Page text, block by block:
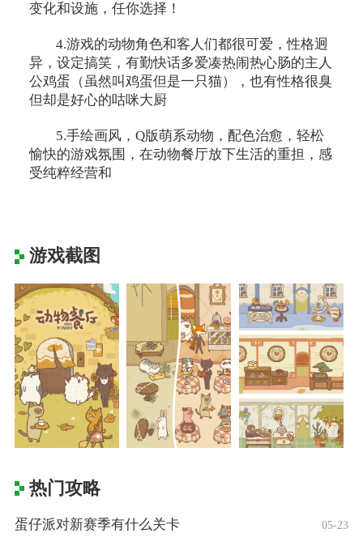
变化和设施，任你选择！
4.游戏的动物角色和客人们都很可爱，性格迥
异，设定搞笑，有勤快话多爱凑热闹热心肠的主人
公鸡蛋（虽然叫鸡蛋但是一只猫），也有性格很臭
但却是好心的咕咪大厨
5.手绘画风，Q版萌系动物，配色治愈，轻松
愉快的游戏氛围，在动物餐厅放下生活的重担，感
受纯粹经营和
游戏截图
热门攻略
蛋仔派对新赛季有什么关卡 05-23